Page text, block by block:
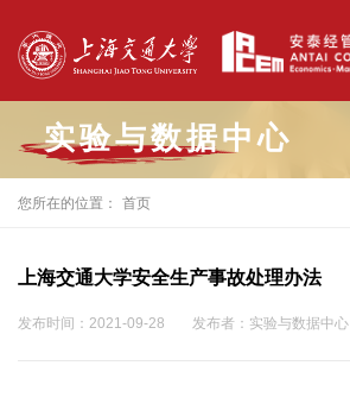
实验与数据中心
您所在的位置： 首页
上海交通大学安全生产事故处理办法
发布时间：2021-09-28 发布者：实验与数据中心